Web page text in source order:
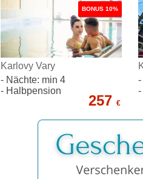
BONUS 10%
Karlovy Vary
- Nächte: min 4
- Halbpension
257 €
-
-